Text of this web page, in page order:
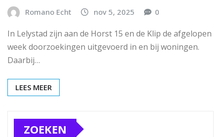
Romano Echt nov 5, 2025 0
In Lelystad zijn aan de Horst 15 en de Klip de afgelopen
week doorzoekingen uitgevoerd in en bij woningen.
Daarbij…
LEES MEER
ZOEKEN